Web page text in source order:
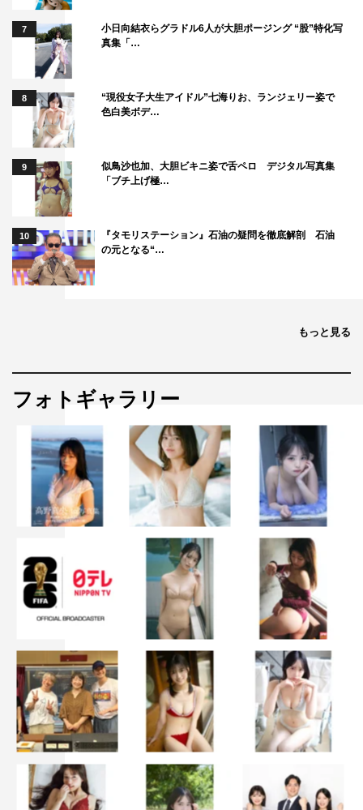
7
小日向結衣らグラドル6人が大胆ポージング “股”特化写
真集「…
8
“現役女子大生アイドル”七海りお、ランジェリー姿で
色白美ボデ…
9
似鳥沙也加、大胆ビキニ姿で舌ペロ デジタル写真集
「ブチ上げ極…
10
『タモリステーション』石油の疑問を徹底解剖 石油
の元となる“…
もっと見る
フォトギャラリー